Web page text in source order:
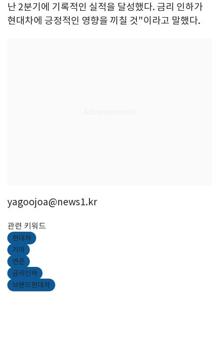
난 2분기에 기록적인 실적을 달성했다. 금리 인하가
현대차에 긍정적인 영향을 끼칠 것"이라고 말했다.
yagoojoa@news1.kr
관련 키워드
현대차
기아
연준
금리인하
브랜드현대차